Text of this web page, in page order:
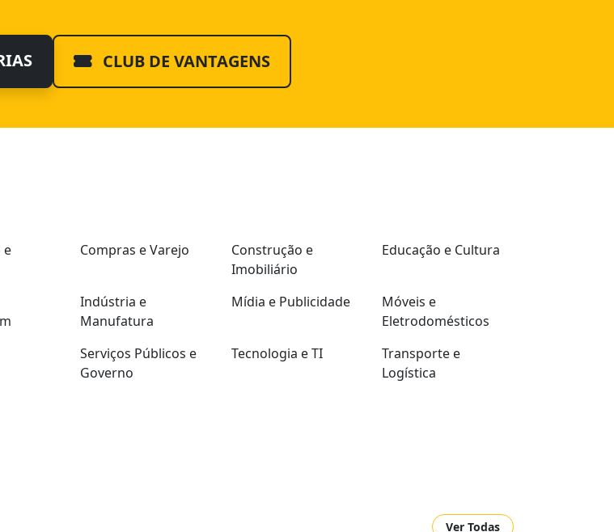
CLUB DE VANTAGENS
e
Compras e Varejo
Construção e
Imobiliário
Educação e Cultura
Indústria e
Manufatura
Mídia e Publicidade
Móveis e
Eletrodomésticos
Serviços Públicos e
Governo
Tecnologia e TI
Transporte e
Logística
Ver Todas